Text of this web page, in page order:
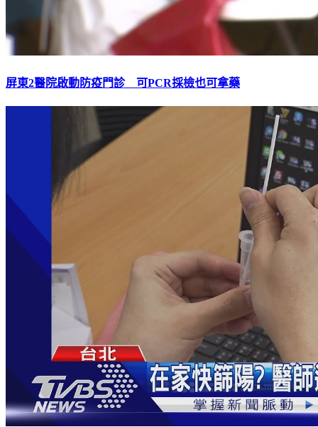
屏東2醫院啟動防疫門診 可PCR採檢也可拿藥